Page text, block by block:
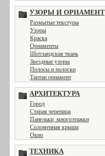
УЗОРЫ И ОРНАМЕНТ
Размытые текстуры
Узоры
Краска
Орнаменты
Шотландская ткань
Звездные узоры
Полосы и полоски
Тартан орнамент
АРХИТЕКТУРА
Город
Старая черепица
Панельки, многоэтажки
Соломенная крыша
Окно
ТЕХНИКА